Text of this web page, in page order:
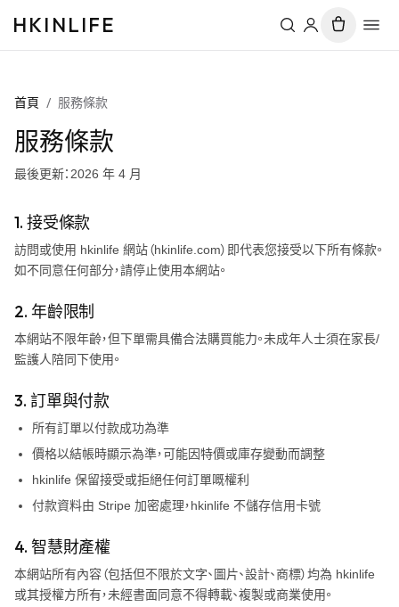
HKINLIFE
首頁 / 服務條款
服務條款
最後更新：2026 年 4 月
1. 接受條款
訪問或使用 hkinlife 網站（hkinlife.com）即代表您接受以下所有條款。
如不同意任何部分，請停止使用本網站。
2. 年齡限制
本網站不限年齡，但下單需具備合法購買能力。未成年人士須在家長/
監護人陪同下使用。
3. 訂單與付款
所有訂單以付款成功為準
價格以結帳時顯示為準，可能因特價或庫存變動而調整
hkinlife 保留接受或拒絕任何訂單嘅權利
付款資料由 Stripe 加密處理，hkinlife 不儲存信用卡號
4. 智慧財產權
本網站所有內容（包括但不限於文字、圖片、設計、商標）均為 hkinlife
或其授權方所有，未經書面同意不得轉載、複製或商業使用。